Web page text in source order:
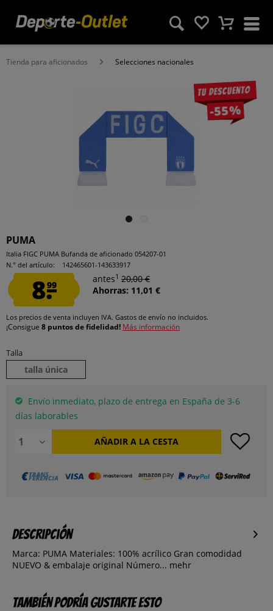
Tienda para aficionados Selecciones nacionales
Tu descuento
-55%
PUMA
Italia FIGC PUMA Bufanda de aficionado 054207-01
N.° del artículo:
142465601-143633917
8.99
antes1 20,00 €
Ahorras: 11,01 €
Los precios de venta incluyen IVA. Gastos de envío no incluidos.
¡Consigue 8 puntos de fidelidad! Más información
Talla
talla única
Envío inmediato, plazo de entrega en España de 3-6
días laborables
AÑADIR A LA CESTA
Descripción
Marca: PUMA Materiales: 100% acrílico Gran comodidad
NUEVO & embalaje original Número... mehr
También podría gustarte esto